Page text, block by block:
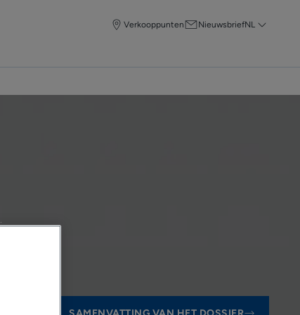
Verkooppunten NieuwsbriefNL
.